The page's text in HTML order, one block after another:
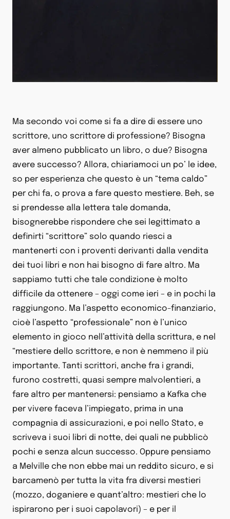
Ma secondo voi come si fa a dire di essere uno
scrittore, uno scrittore di professione? Bisogna
aver almeno pubblicato un libro, o due? Bisogna
avere successo? Allora, chiariamoci un po’ le idee,
so per esperienza che questo è un “tema caldo”
per chi fa, o prova a fare questo mestiere. Beh, se
si prendesse alla lettera tale domanda,
bisognerebbe rispondere che sei legittimato a
definirti “scrittore” solo quando riesci a
mantenerti con i proventi derivanti dalla vendita
dei tuoi libri e non hai bisogno di fare altro. Ma
sappiamo tutti che tale condizione è molto
difficile da ottenere – oggi come ieri – e in pochi la
raggiungono. Ma l’aspetto economico-finanziario,
cioè l’aspetto “professionale” non è l’unico
elemento in gioco nell’attività della scrittura, e nel
“mestiere dello scrittore, e non è nemmeno il più
importante. Tanti scrittori, anche fra i grandi,
furono costretti, quasi sempre malvolentieri, a
fare altro per mantenersi: pensiamo a Kafka che
per vivere faceva l’impiegato, prima in una
compagnia di assicurazioni, e poi nello Stato, e
scriveva i suoi libri di notte, dei quali ne pubblicò
pochi e senza alcun successo. Oppure pensiamo
a Melville che non ebbe mai un reddito sicuro, e si
barcamenò per tutta la vita fra diversi mestieri
(mozzo, doganiere e quant’altro: mestieri che lo
ispirarono per i suoi capolavori) – e per il